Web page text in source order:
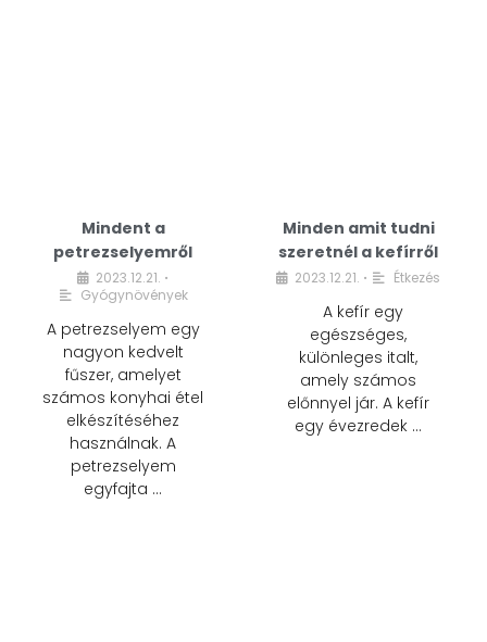
Mindent a
petrezselyemről
2023.12.21. •
Gyógynövények
A petrezselyem egy
nagyon kedvelt
fűszer, amelyet
számos konyhai étel
elkészítéséhez
használnak. A
petrezselyem
egyfajta …
Minden amit tudni
szeretnél a kefírről
2023.12.21. • Étkezés
A kefír egy
egészséges,
különleges italt,
amely számos
előnnyel jár. A kefír
egy évezredek …